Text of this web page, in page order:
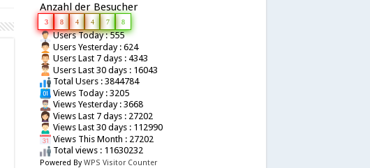
Anzahl der Besucher
3 8 4 4 7 8
Users Today : 555
Users Yesterday : 624
Users Last 7 days : 4343
Users Last 30 days : 16043
Total Users : 3844784
Views Today : 3205
Views Yesterday : 3668
Views Last 7 days : 27202
Views Last 30 days : 112990
Views This Month : 27202
Total views : 11630232
Powered By WPS Visitor Counter